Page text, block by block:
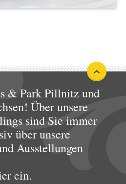
& Park Pillnitz und
Über unsere
sind Sie immer
über unsere
Ausstellungen
ein.